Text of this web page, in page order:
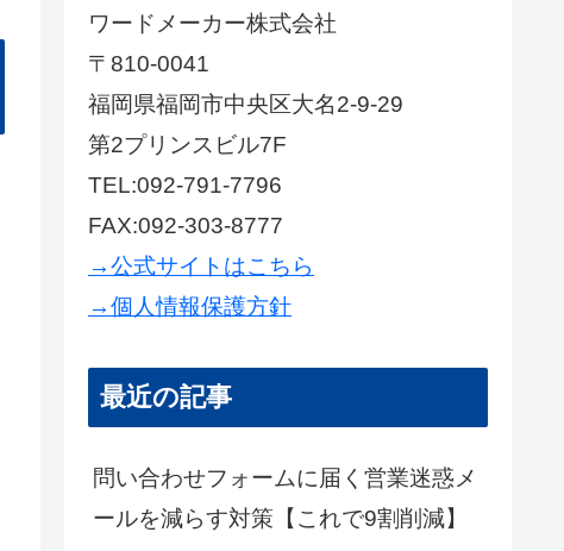
ワードメーカー株式会社
〒810-0041
福岡県福岡市中央区大名2-9-29
第2プリンスビル7F
TEL:092-791-7796
FAX:092-303-8777
→公式サイトはこちら
→個人情報保護方針
最近の記事
問い合わせフォームに届く営業迷惑メ
ールを減らす対策【これで9割削減】